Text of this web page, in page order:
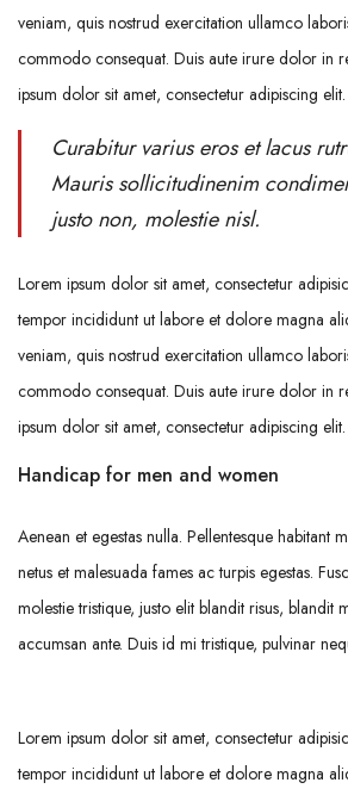
veniam, quis nostrud exercitation ullamco
commodo consequat. Duis aute irure dolor in
ipsum dolor sit amet, consectetur adipiscing elit.
Curabitur varius eros et lacus
Mauris sollicitudinenim
justo non, molestie nisl.
Lorem ipsum dolor sit amet, consectetur
tempor incididunt ut labore et dolore magna
veniam, quis nostrud exercitation ullamco
commodo consequat. Duis aute irure dolor in
ipsum dolor sit amet, consectetur adipiscing elit.
Handicap for men and women
Aenean et egestas nulla. Pellentesque habitant
netus et malesuada fames ac turpis egestas.
molestie tristique, justo elit blandit risus, blandit
accumsan ante. Duis id mi tristique, pulvinar
Lorem ipsum dolor sit amet, consectetur
tempor incididunt ut labore et dolore magna